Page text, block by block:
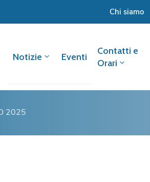
Chi siamo
Notizie Eventi
Contatti e
Orari
2025